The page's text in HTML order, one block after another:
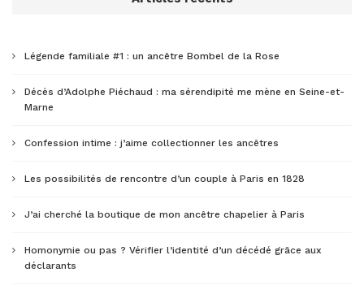
Légende familiale #1 : un ancêtre Bombel de la Rose
Décès d’Adolphe Piéchaud : ma sérendipité me mène en Seine-et-
Marne
Confession intime : j’aime collectionner les ancêtres
Les possibilités de rencontre d’un couple à Paris en 1828
J’ai cherché la boutique de mon ancêtre chapelier à Paris
Homonymie ou pas ? Vérifier l’identité d’un décédé grâce aux
déclarants